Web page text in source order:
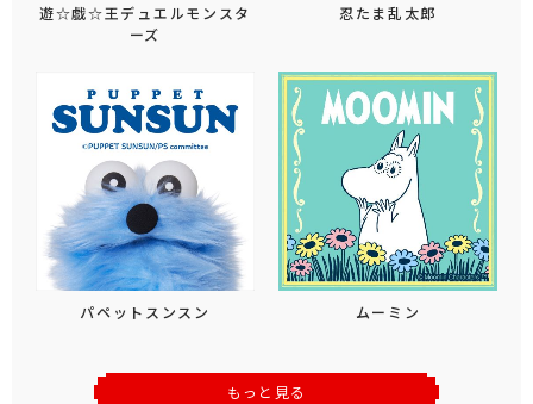
遊☆戯☆王デュエルモンスタ
ーズ
忍たま乱太郎
パペットスンスン ムーミン
もっと見る